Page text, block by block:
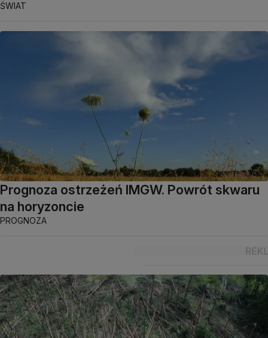
ŚWIAT
Prognoza ostrzeżeń IMGW. Powrót skwaru
na horyzoncie
PROGNOZA